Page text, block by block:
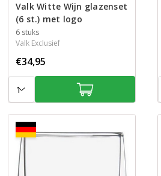
Valk Witte Wijn glazenset
(6 st.) met logo
Inhoud
6 stuks
Valk Exclusief
€34,95